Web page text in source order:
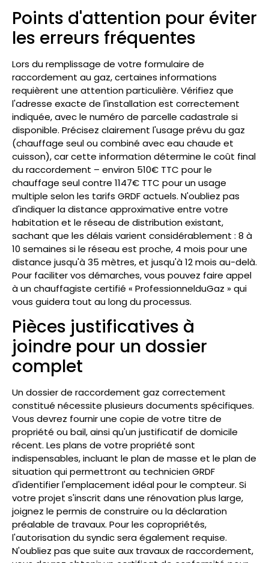
Points d'attention pour éviter
les erreurs fréquentes
Lors du remplissage de votre formulaire de
raccordement au gaz, certaines informations
requièrent une attention particulière. Vérifiez que
l'adresse exacte de l'installation est correctement
indiquée, avec le numéro de parcelle cadastrale si
disponible. Précisez clairement l'usage prévu du gaz
(chauffage seul ou combiné avec eau chaude et
cuisson), car cette information détermine le coût final
du raccordement – environ 510€ TTC pour le
chauffage seul contre 1147€ TTC pour un usage
multiple selon les tarifs GRDF actuels. N'oubliez pas
d'indiquer la distance approximative entre votre
habitation et le réseau de distribution existant,
sachant que les délais varient considérablement : 8 à
10 semaines si le réseau est proche, 4 mois pour une
distance jusqu'à 35 mètres, et jusqu'à 12 mois au-delà.
Pour faciliter vos démarches, vous pouvez faire appel
à un chauffagiste certifié « ProfessionnelduGaz » qui
vous guidera tout au long du processus.
Pièces justificatives à
joindre pour un dossier
complet
Un dossier de raccordement gaz correctement
constitué nécessite plusieurs documents spécifiques.
Vous devrez fournir une copie de votre titre de
propriété ou bail, ainsi qu'un justificatif de domicile
récent. Les plans de votre propriété sont
indispensables, incluant le plan de masse et le plan de
situation qui permettront au technicien GRDF
d'identifier l'emplacement idéal pour le compteur. Si
votre projet s'inscrit dans une rénovation plus large,
joignez le permis de construire ou la déclaration
préalable de travaux. Pour les copropriétés,
l'autorisation du syndic sera également requise.
N'oubliez pas que suite aux travaux de raccordement,